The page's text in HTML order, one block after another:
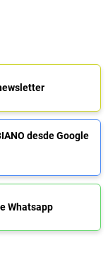
desde Google
Whatsapp